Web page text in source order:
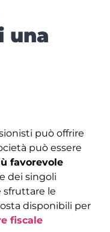
una
può offrire
può essere
favorevole
dei singoli
sfruttare le
disponibili per
fiscale